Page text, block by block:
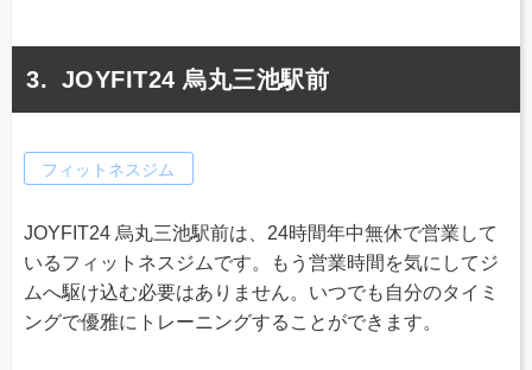
JOYFIT24 烏丸三池駅前
フィットネスジム
JOYFIT24 烏丸三池駅前は、24時間年中無休で営業して
いるフィットネスジムです。もう営業時間を気にしてジ
ムへ駆け込む必要はありません。いつでも自分のタイミ
ングで優雅にトレーニングすることができます。